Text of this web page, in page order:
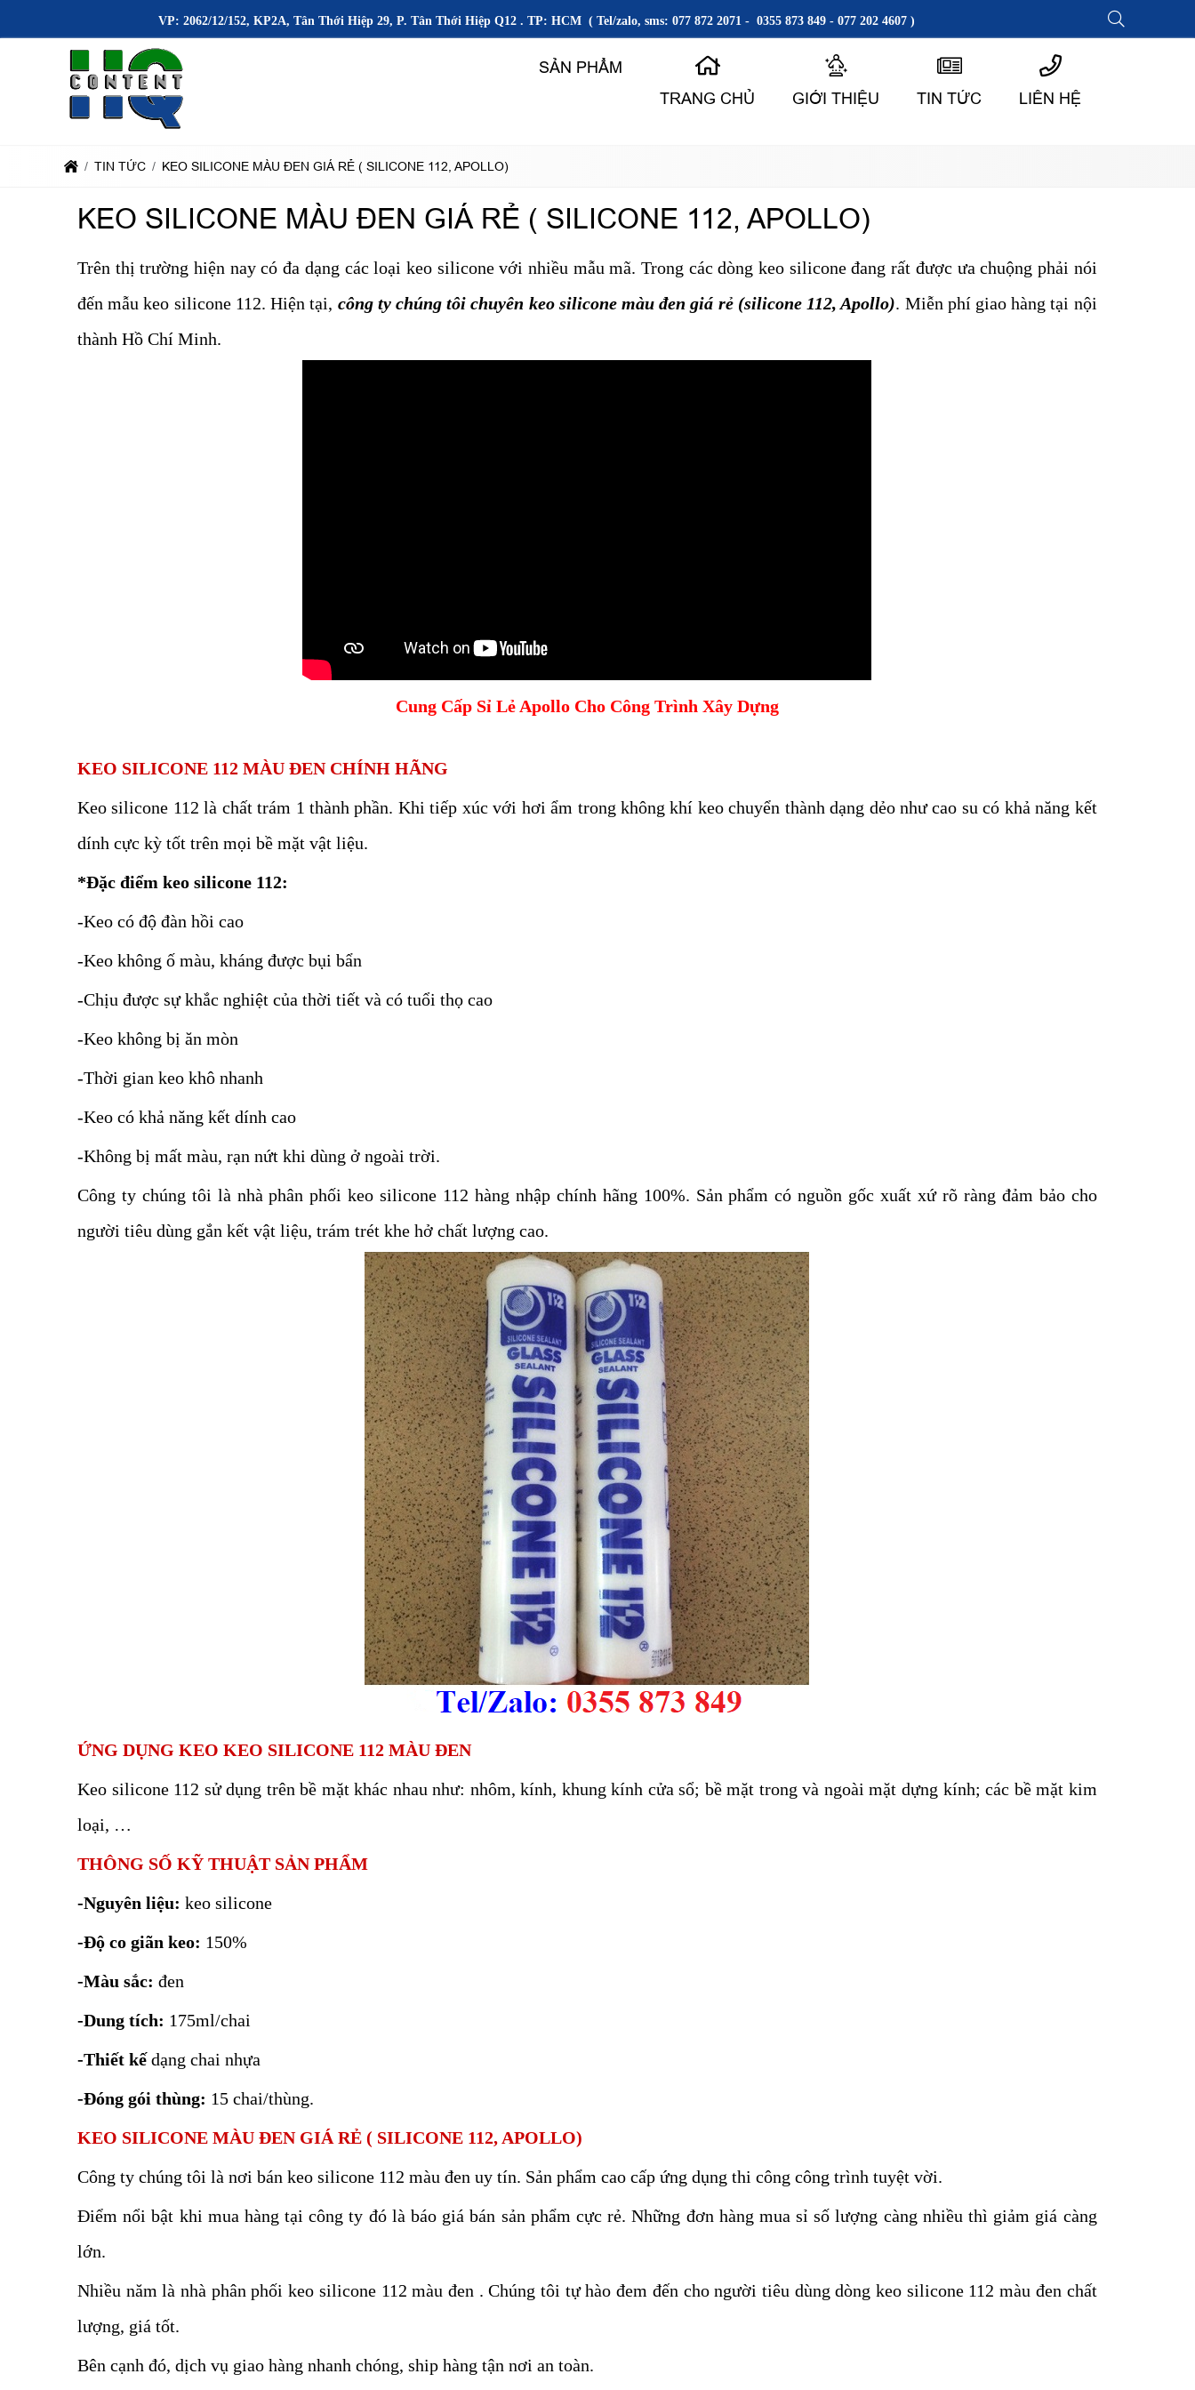
VP: 2062/12/152, KP2A, Tân Thới Hiệp 29, P. Tân Thới Hiệp Q12 . TP: HCM ( Tel/zalo, sms: 077 872 2071 - 0355 873 849 - 077 202 4607 )
SẢN PHẨM
TRANG CHỦ
GIỚI THIỆU TIN TỨC LIÊN HỆ
TIN TỨC KEO SILICONE MÀU ĐEN GIÁ RẺ ( SILICONE 112, APOLLO)
KEO SILICONE MÀU ĐEN GIÁ RẺ ( SILICONE 112, APOLLO)
Trên thị trường hiện nay có đa dạng các loại keo silicone với nhiều mẫu mã. Trong các dòng keo silicone đang rất được ưa chuộng phải nói
đến mẫu keo silicone 112. Hiện tại, công ty chúng tôi chuyên keo silicone màu đen giá rẻ (silicone 112, Apollo). Miễn phí giao hàng tại nội
thành Hồ Chí Minh.
Cung Cấp Sỉ Lẻ Apollo Cho Công Trình Xây Dựng
KEO SILICONE 112 MÀU ĐEN CHÍNH HÃNG
Keo silicone 112 là chất trám 1 thành phần. Khi tiếp xúc với hơi ẩm trong không khí keo chuyển thành dạng dẻo như cao su có khả năng kết
dính cực kỳ tốt trên mọi bề mặt vật liệu.
*Đặc điểm keo silicone 112:
-Keo có độ đàn hồi cao
-Keo không ố màu, kháng được bụi bẩn
-Chịu được sự khắc nghiệt của thời tiết và có tuổi thọ cao
-Keo không bị ăn mòn
-Thời gian keo khô nhanh
-Keo có khả năng kết dính cao
-Không bị mất màu, rạn nứt khi dùng ở ngoài trời.
Công ty chúng tôi là nhà phân phối keo silicone 112 hàng nhập chính hãng 100%. Sản phẩm có nguồn gốc xuất xứ rõ ràng đảm bảo cho
người tiêu dùng gắn kết vật liệu, trám trét khe hở chất lượng cao.
ỨNG DỤNG KEO KEO SILICONE 112 MÀU ĐEN
Keo silicone 112 sử dụng trên bề mặt khác nhau như: nhôm, kính, khung kính cửa sổ; bề mặt trong và ngoài mặt dựng kính; các bề mặt kim
loại, …
THÔNG SỐ KỸ THUẬT SẢN PHẨM
-Nguyên liệu: keo silicone
-Độ co giãn keo: 150%
-Màu sắc: đen
-Dung tích: 175ml/chai
-Thiết kếdạng chai nhựa
-Đóng gói thùng: 15 chai/thùng.
KEO SILICONE MÀU ĐEN GIÁ RẺ ( SILICONE 112, APOLLO)
Công ty chúng tôi là nơi bán keo silicone 112 màu đen uy tín. Sản phẩm cao cấp ứng dụng thi công công trình tuyệt vời.
Điểm nổi bật khi mua hàng tại công ty đó là báo giá bán sản phẩm cực rẻ. Những đơn hàng mua sỉ số lượng càng nhiều thì giảm giá càng
lớn.
Nhiều năm là nhà phân phối keo silicone 112 màu đen . Chúng tôi tự hào đem đến cho người tiêu dùng dòng keo silicone 112 màu đen chất
lượng, giá tốt.
Bên cạnh đó, dịch vụ giao hàng nhanh chóng, ship hàng tận nơi an toàn.